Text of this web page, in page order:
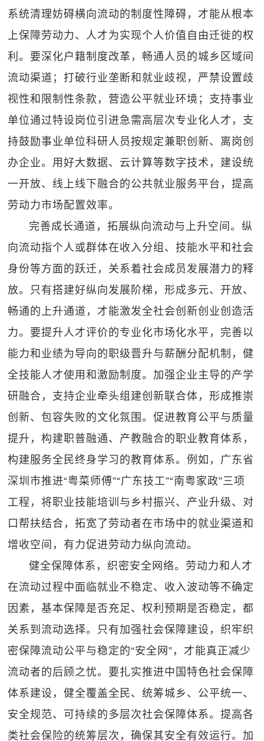
系统清理妨碍横向流动的制度性障碍，才能从根本
上保障劳动力、人才为实现个人价值自由迁徙的权
利。要深化户籍制度改革，畅通人员的城乡区域间
流动渠道；打破行业垄断和就业歧视，严禁设置歧
视性和限制性条款，营造公平就业环境；支持事业
单位通过特设岗位引进急需高层次专业化人才，支
持鼓励事业单位科研人员按规定兼职创新、离岗创
办企业。用好大数据、云计算等数字技术，建设统
一开放、线上线下融合的公共就业服务平台，提高
劳动力市场配置效率。
完善成长通道，拓展纵向流动与上升空间。纵
向流动指个人或群体在收入分组、技能水平和社会
身份等方面的跃迁，关系着社会成员发展潜力的释
放。只有搭建好纵向发展阶梯，形成多元、开放、
畅通的上升通道，才能激发全社会创新创业创造活
力。要提升人才评价的专业化市场化水平，完善以
能力和业绩为导向的职级晋升与薪酬分配机制，健
全技能人才使用和激励制度。加强企业主导的产学
研融合，支持企业牵头组建创新联合体，形成推崇
创新、包容失败的文化氛围。促进教育公平与质量
提升，构建职普融通、产教融合的职业教育体系，
构建服务全民终身学习的教育体系。例如，广东省
深圳市推进“粤菜师傅”“广东技工”“南粤家政”三项
工程，将职业技能培训与乡村振兴、产业升级、对
口帮扶结合，拓宽了劳动者在市场中的就业渠道和
增收空间，有力促进劳动力纵向流动。
健全保障体系，织密安全网络。劳动力和人才
在流动过程中面临就业不稳定、收入波动等不确定
因素，基本保障是否充足、权利预期是否稳定，都
关系到流动选择。只有加强社会保障建设，织牢织
密保障流动公平与稳定的“安全网”，才能真正减少
流动者的后顾之忧。要扎实推进中国特色社会保障
体系建设，健全覆盖全民、统筹城乡、公平统一、
安全规范、可持续的多层次社会保障体系。提高各
类社会保险的统筹层次，确保其安全有效运行。加